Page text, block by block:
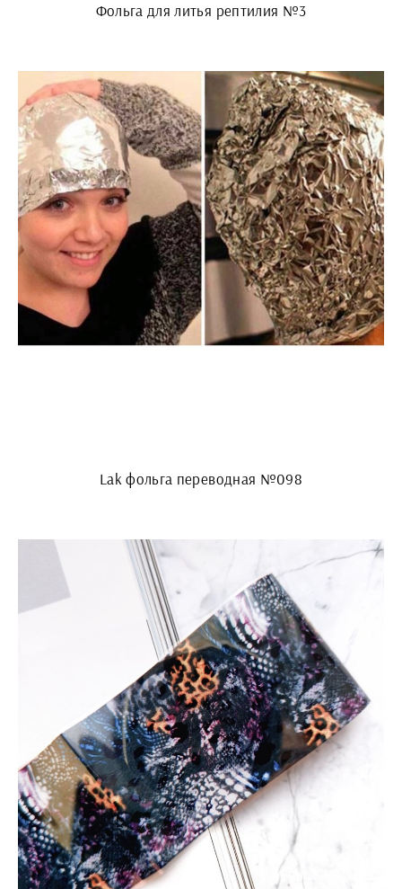
Фольга для литья рептилия №3
Lak фольга переводная №098